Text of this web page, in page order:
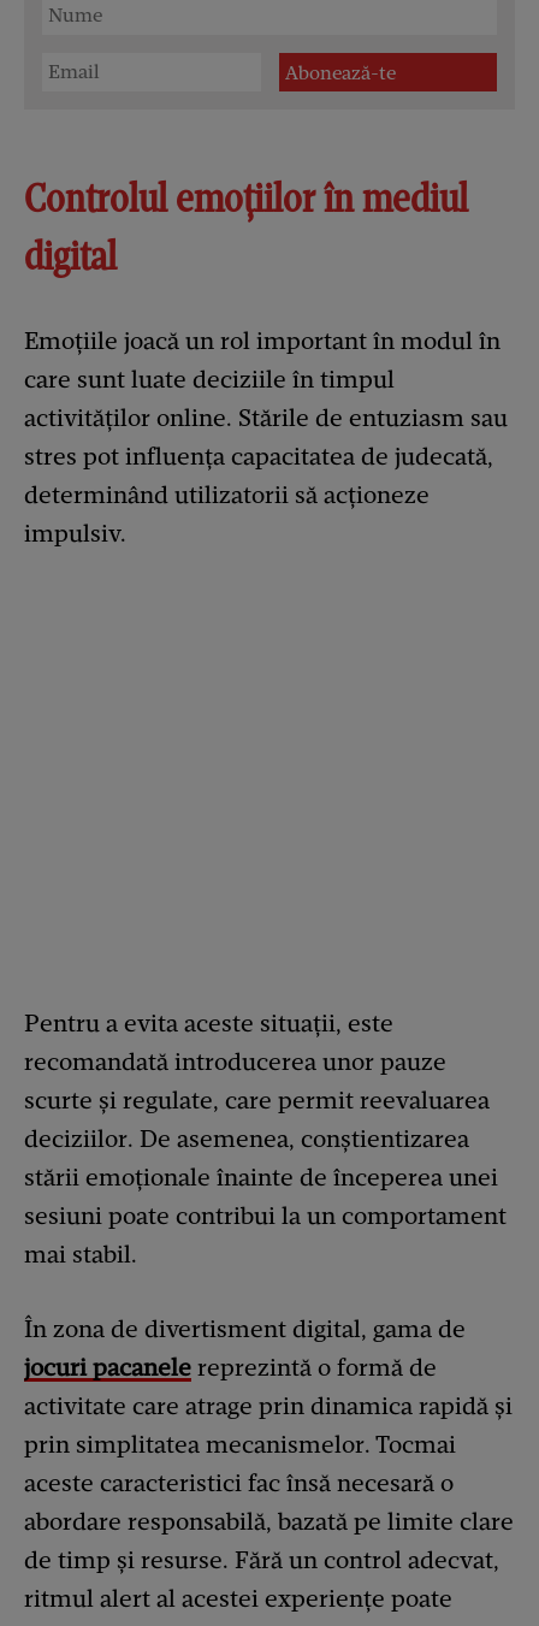
Controlul emoțiilor în mediul
digital
Emoțiile joacă un rol important în modul în
care sunt luate deciziile în timpul
activităților online. Stările de entuziasm sau
stres pot influența capacitatea de judecată,
determinând utilizatorii să acționeze
impulsiv.
Pentru a evita aceste situații, este
recomandată introducerea unor pauze
scurte și regulate, care permit reevaluarea
deciziilor. De asemenea, conștientizarea
stării emoționale înainte de începerea unei
sesiuni poate contribui la un comportament
mai stabil.
În zona de divertisment digital, gama de
jocuri pacanele reprezintă o formă de
activitate care atrage prin dinamica rapidă și
prin simplitatea mecanismelor. Tocmai
aceste caracteristici fac însă necesară o
abordare responsabilă, bazată pe limite clare
de timp și resurse. Fără un control adecvat,
ritmul alert al acestei experiențe poate